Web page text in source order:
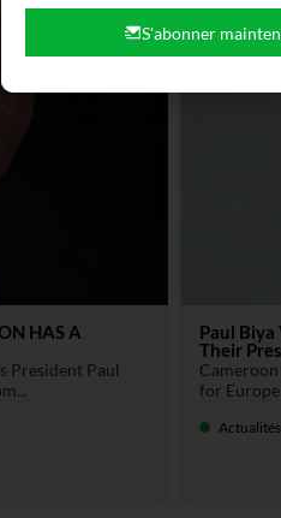
HAS A
President Paul
Paul Biya
Their
for
Actualités
S'abonner